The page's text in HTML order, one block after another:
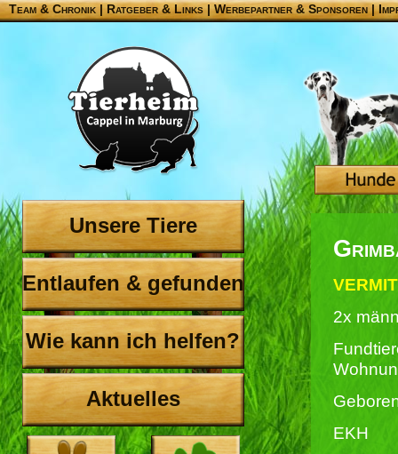
Team & Chronik |Ratgeber & Links|Werbepartner & Sponsoren|
Unsere Tiere
Entlaufen & gefunden
Wie kann ich helfen?
Aktuelles
2x
EKH